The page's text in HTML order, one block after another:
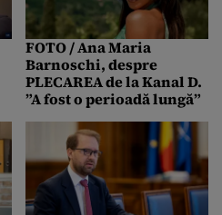
FOTO / Ana Maria
Barnoschi, despre
PLECAREA de la Kanal D.
”A fost o perioadă lungă”